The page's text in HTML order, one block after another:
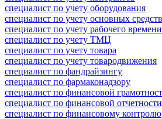
специалист по учету оборудования
специалист по учету основных средств
специалист по учету рабочего времени
специалист по учету ТМЦ
специалист по учету товара
специалист по учету товародвижения
специалист по фандрайзингу
специалист по фармаконадзору
специалист по финансовой
специалист по финансовой отчетности
специалист по финансовому контролю